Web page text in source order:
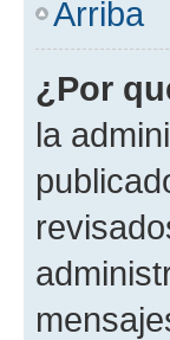
Arriba
¿Por
la